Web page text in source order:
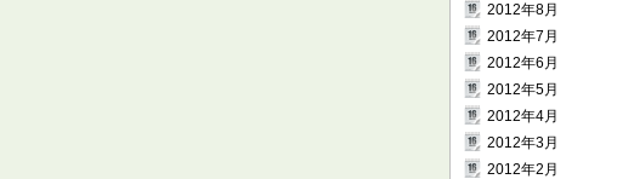
2012年8月
2012年7月
2012年6月
2012年5月
2012年4月
2012年3月
2012年2月